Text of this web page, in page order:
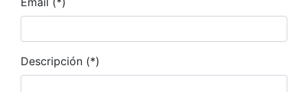
Descripción (*)